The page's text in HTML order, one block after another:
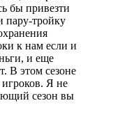
бы привезти
пару-тройку
к нам если и
и еще
В этом сезоне
игроков. Я не
сезон вы